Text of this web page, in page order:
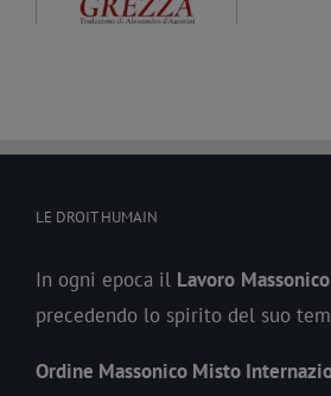
LE DROIT HUMAIN
In ogni epoca il Lavoro Massonico
precedendo lo spirito del suo
Ordine Massonico Misto